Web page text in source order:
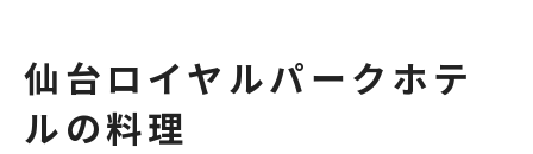
仙台ロイヤルパークホテ
ルの料理